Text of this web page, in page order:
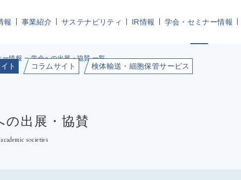
報 事業紹介 サステナビリティ IR情報 学会・セミナー情報
ト コラムサイト 検体輸送・細胞保管サービス
ー情報 学会への出展・協賛 一覧
の出展・協賛
societies